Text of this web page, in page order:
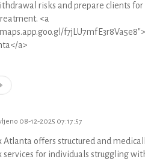
risks and prepare clients for
<a
a>
08-12-2025 07:17:57
offers structured and medically
services for individuals struggling with